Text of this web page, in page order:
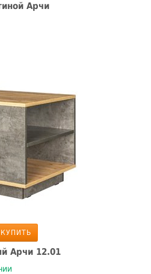
Арчи
КУПИТЬ
Арчи 12.01